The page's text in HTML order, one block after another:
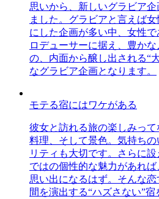
思いから、新しいグラビア
ました。グラビアと言えば
にした企画が多い中、女性
ロデューサーに据え、豊か
の、内面から醸し出される“
なグラビア企画となります。
モテる宿にはワケがある
彼女と訪れる旅の楽しみっ
料理、そして景色。気持ち
リティも大切です。さらに
ではの個性的な魅力があれ
思い出になるはず。そんな
間を演出する“ハズさない”